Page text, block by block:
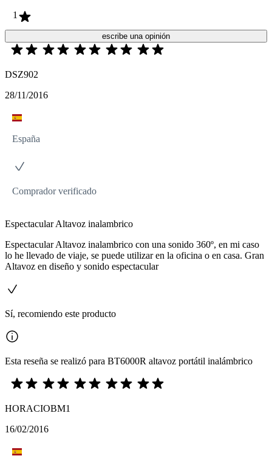
1
escribe una opinión
DSZ902
28/11/2016
España
Comprador verificado
Espectacular Altavoz inalambrico
Espectacular Altavoz inalambrico con una sonido 360º, en mi caso
lo he llevado de viaje, se puede utilizar en la oficina o en casa. Gran
Altavoz en diseño y sonido espectacular
Sí, recomiendo este producto
Esta reseña se realizó para BT6000R altavoz portátil inalámbrico
HORACIOBM1
16/02/2016